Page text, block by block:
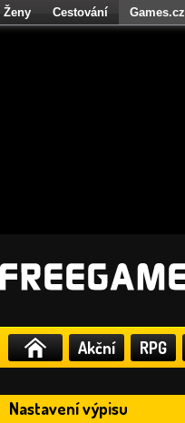
Akční RPG
Nastavení výpisu
Ženy Cestování Games.cz